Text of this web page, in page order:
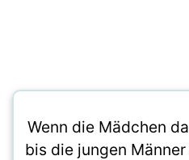
Wenn die Mädchen
bis die jungen